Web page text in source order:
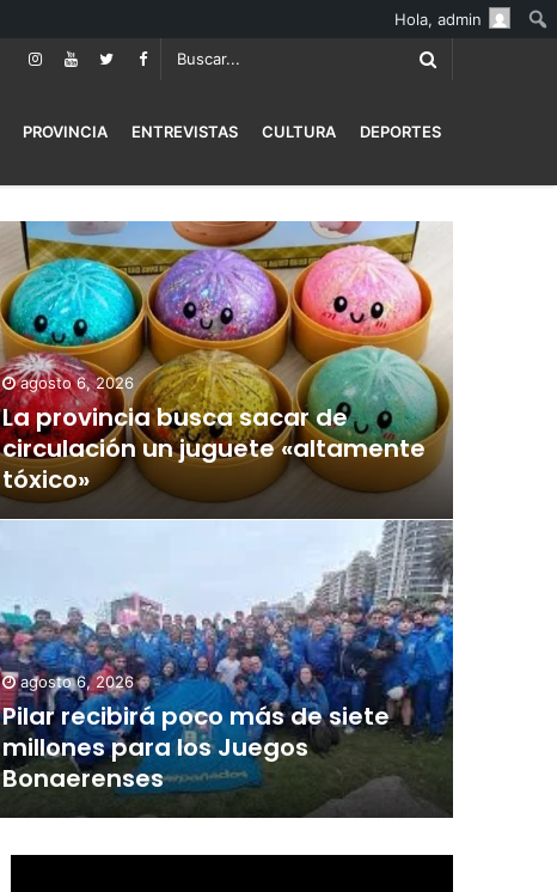
PROVINCIA ENTREVISTAS CULTURA DEPORTES
agosto 6, 2026
La provincia busca sacar de
circulación un juguete «altamente
tóxico»
agosto 6, 2026
Pilar recibirá poco más de siete
millones para los Juegos
Bonaerenses
Hola, admin